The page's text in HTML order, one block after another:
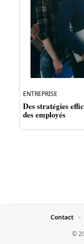
ENTREPRISE
Des stratégies
des employés
©
Contact